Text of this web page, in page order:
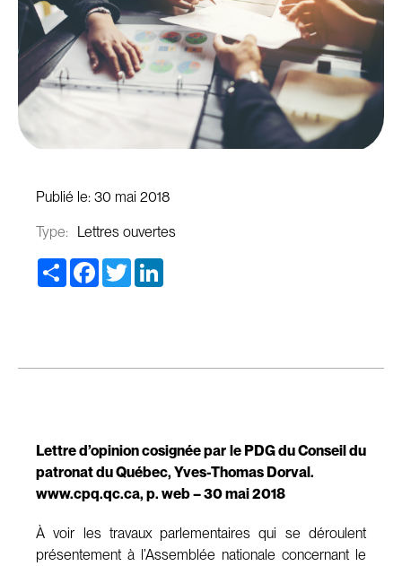
Publié le: 30 mai 2018
Type: Lettres ouvertes
Share Facebook
Twitter
Lettre d’opinion cosignée par le PDG du Conseil du
patronat du Québec, Yves-Thomas Dorval.
www.cpq.qc.ca, p. web – 30 mai 2018
À voir les travaux parlementaires qui se déroulent
présentement à l’Assemblée nationale concernant le